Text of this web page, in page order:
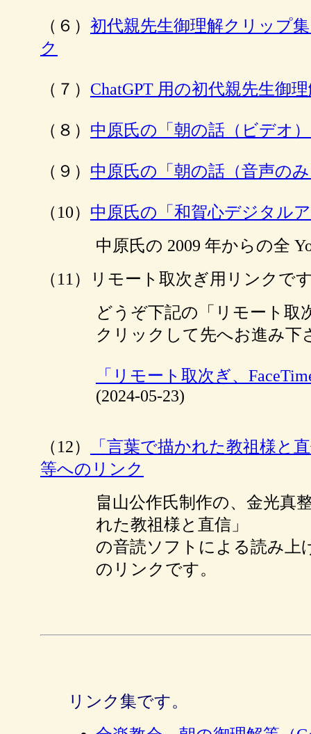
（６） 初代親先生御理解クリッ
ク
（７） ChatGPT 用の初代親先生御
（８） 中原氏の「朝の話（ビデオ
（９） 中原氏の「朝の話（音声の
（10） 中原氏の「和賀心デジタル
中原氏の 2009 年からの全
（11）リモート取次ぎ用リンクで
どうぞ下記の「リモート取
クリックして先へお進み下
「リモート取次ぎ、
(2024-05-23)
（12）
「言葉で描かれた教祖様と
等へのリンク
畠山公作氏制作の、金光真
れた教祖様と直信」
の音読ソフトによる読み上
のリンクです。
リンク集です。